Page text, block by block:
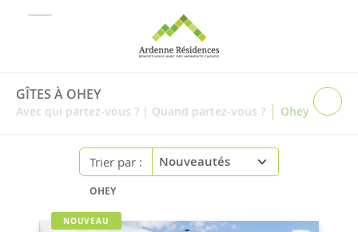
GÎTES À OHEY
Avec qui partez-vous ? | Quand partez-vous ? | Ohey
Trier par :
OHEY